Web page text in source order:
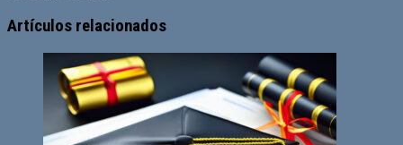
Artículos relacionados